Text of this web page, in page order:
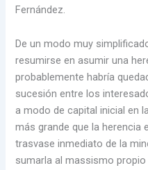
Fernández.
De un modo muy
resumirse en asumir una
probablemente habría
sucesión entre los
a modo de capital inicial en
más grande que la herencia
trasvase inmediato de la
sumarla al massismo